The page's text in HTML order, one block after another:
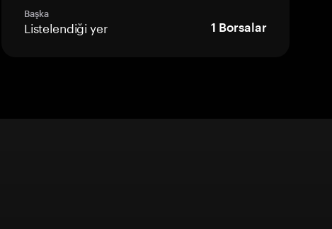
Başka
Listelendiği yer 1 Borsalar